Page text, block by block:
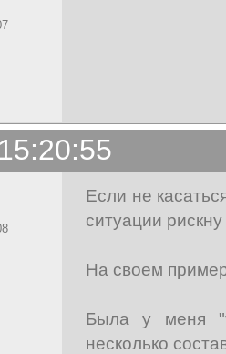
Если не
ситуации
На своем
Была у меня
несколько